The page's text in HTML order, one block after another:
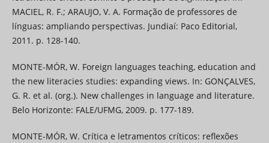
MACIEL, R. F.; ARAUJO, V. A. Formação de professores de
línguas: ampliando perspectivas. Jundiaí: Paco Editorial,
2011. p. 128-140.
MONTE-MÓR, W. Foreign languages teaching, education and
the new literacies studies: expanding views. In: GONÇALVES,
G. R. et al. (org.). New challenges in language and literature.
Belo Horizonte: FALE/UFMG, 2009. p. 177-189.
MONTE-MÓR, W. Crítica e letramentos críticos: reflexões